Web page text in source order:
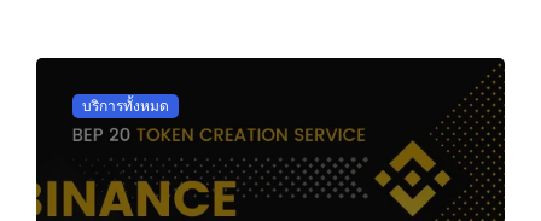
บริการทั้งหมด